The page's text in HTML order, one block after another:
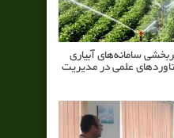
سامانه‌های آبیاری
علمی در مدیریت